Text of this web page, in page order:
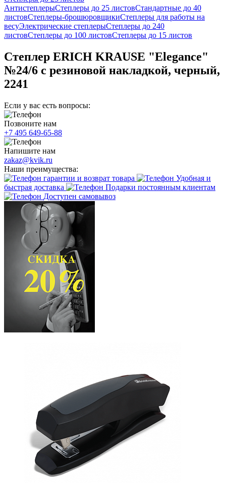
АнтистеплерыСтеплеры до 25 листовСтандартные до 40
листовСтеплеры-брошюровщикиСтеплеры для работы на
весуЭлектрические степлерыСтеплеры до 240
листовСтеплеры до 100 листовСтеплеры до 15 листов
Степлер ERICH KRAUSE "Elegance"
№24/6 с резиновой накладкой, черный,
2241
Если у вас есть вопросы:
Позвоните нам
+7 495 649-65-88
Напишите нам
zakaz@kvik.ru
Наши преимущества:
гарантии и возврат товара
Удобная и
быстрая доставка
Подарки постоянным клиентам
Доступен самовывоз